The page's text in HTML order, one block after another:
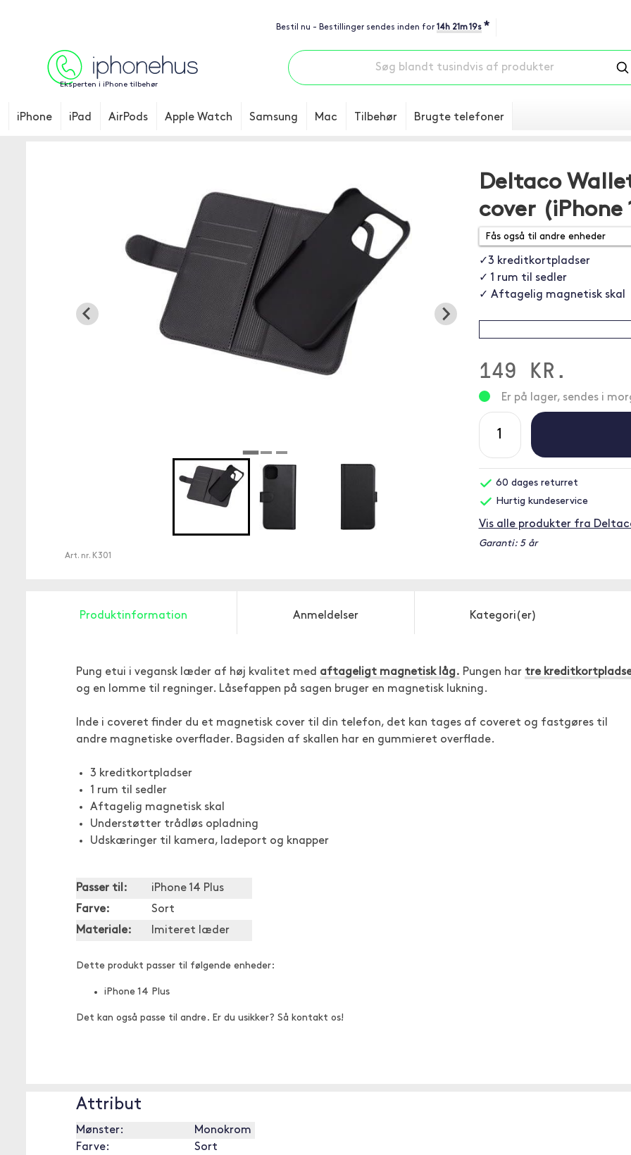
Bestil nu - Bestillinger sendes inden for 14h 21m 19s *
Eksperten i iPhone tilbehør
iPhone iPad AirPods Apple Watch Samsung Mac Tilbehør Brugte telefoner
Art. nr. K301
Deltaco
cover (iPhone
✓3 kreditkortpladser
✓ 1 rum til sedler
✓ Aftagelig magnetisk skal
149 KR.
Er på lager, sendes i
60 dages returret
Hurtig kundeservice
Vis alle produkter fra
Garanti: 5 år
Produktinformation Anmeldelser Kategori(er)
Pung etui i vegansk læder af høj kvalitet med aftageligt magnetisk låg. Pungen har tre
og en lomme til regninger. Låsefappen på sagen bruger en magnetisk lukning.
Inde i coveret finder du et magnetisk cover til din telefon, det kan tages af coveret og fastgøres til
andre magnetiske overflader. Bagsiden af skallen har en gummieret overflade.
3 kreditkortpladser
1 rum til sedler
Aftagelig magnetisk skal
Understøtter trådløs opladning
Udskæringer til kamera, ladeport og knapper
Passer til:
iPhone 14 Plus
Farve:
Sort
Materiale:
Imiteret læder
Dette produkt passer til følgende enheder:
iPhone 14 Plus
Det kan også passe til andre. Er du usikker? Så kontakt os!
Attribut
Mønster:
Monokrom
Farve:
Sort